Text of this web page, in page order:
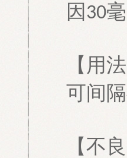
因 30
【用
可间隔
【不